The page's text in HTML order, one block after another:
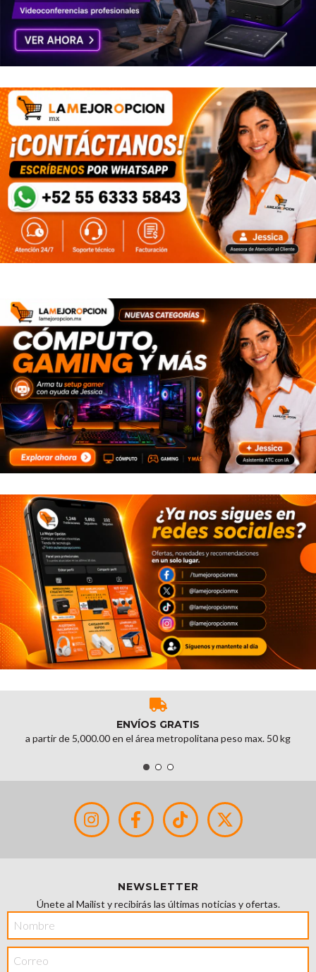
ENVÍOS GRATIS
a partir de 5,000.00 en el área metropolitana peso max. 50 kg
NEWSLETTER
Únete al Mailist y recibirás las últimas noticias y ofertas.